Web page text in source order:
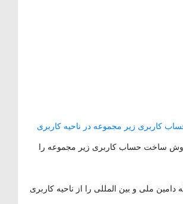
کاربری زیر مجموعه در ناحیه کاربری
ساخت حساب کاربری زیر مجموعه را
ملی و بین المللی را از ناحیه کاربری